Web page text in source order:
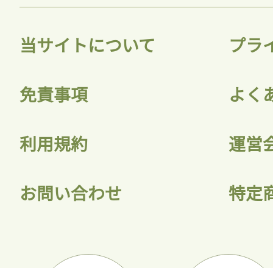
当サイトについて プラ
免責事項 よく
利用規約 運営
お問い合わせ 特定